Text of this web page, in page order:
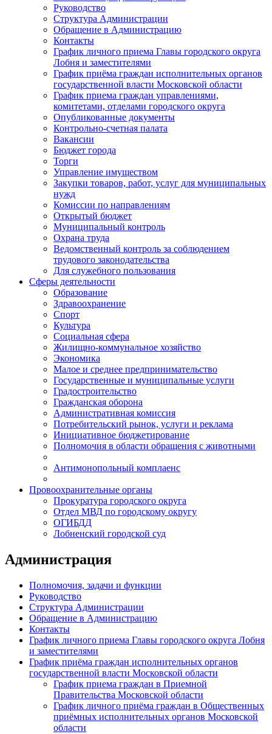
Руководство
Структура Администрации
Обращение в Администрацию
Контакты
График личного приема Главы городского округа
Лобня и заместителями
График приёма граждан исполнительных органов
государственной власти Московской области
График приема граждан управлениями,
комитетами, отделами городского округа
Опубликованные документы
Контрольно-счетная палата
Вакансии
Бюджет города
Торги
Управление имуществом
Закупки товаров, работ, услуг для муниципальных
нужд
Комиссии по направлениям
Открытый бюджет
Муниципальный контроль
Охрана труда
Ведомственный контроль за соблюдением
трудового законодательства
Для служебного пользования
Сферы деятельности
Образование
Здравоохранение
Спорт
Культура
Социальная сфера
Жилищно-коммунальное хозяйство
Экономика
Малое и среднее предпринимательство
Государственные и муниципальные услуги
Градостроительство
Гражданская оборона
Административная комиссия
Потребительский рынок, услуги и реклама
Инициативное бюджетирование
Полномочия в области обращения с животными
Антимонопольный комплаенс
Провоохранительные органы
Прокуратура городского округа
Отдел МВД по городскому округу
ОГИБДД
Лобненский городской суд
Администрация
Полномочия, задачи и функции
Руководство
Структура Администрации
Обращение в Администрацию
Контакты
График личного приема Главы городского округа Лобня
и заместителями
График приёма граждан исполнительных органов
государственной власти Московской области
График приема граждан в Приемной
Правительства Московской области
График личного приёма граждан в Общественных
приёмных исполнительных органов Московской
области